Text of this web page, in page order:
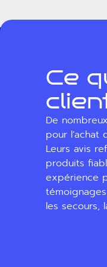
Ce
De
pour
Leurs avis
produits
expérience
les secours,